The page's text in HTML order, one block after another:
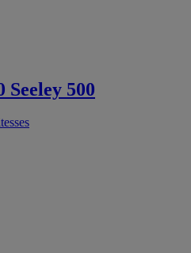
Seeley 500